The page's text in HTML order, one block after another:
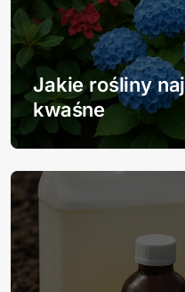
c
j
a
w
p
i
s
u
Jakie rośliny
kwaśne